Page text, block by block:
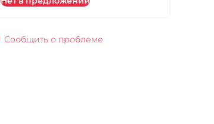
Сообщить о проблеме